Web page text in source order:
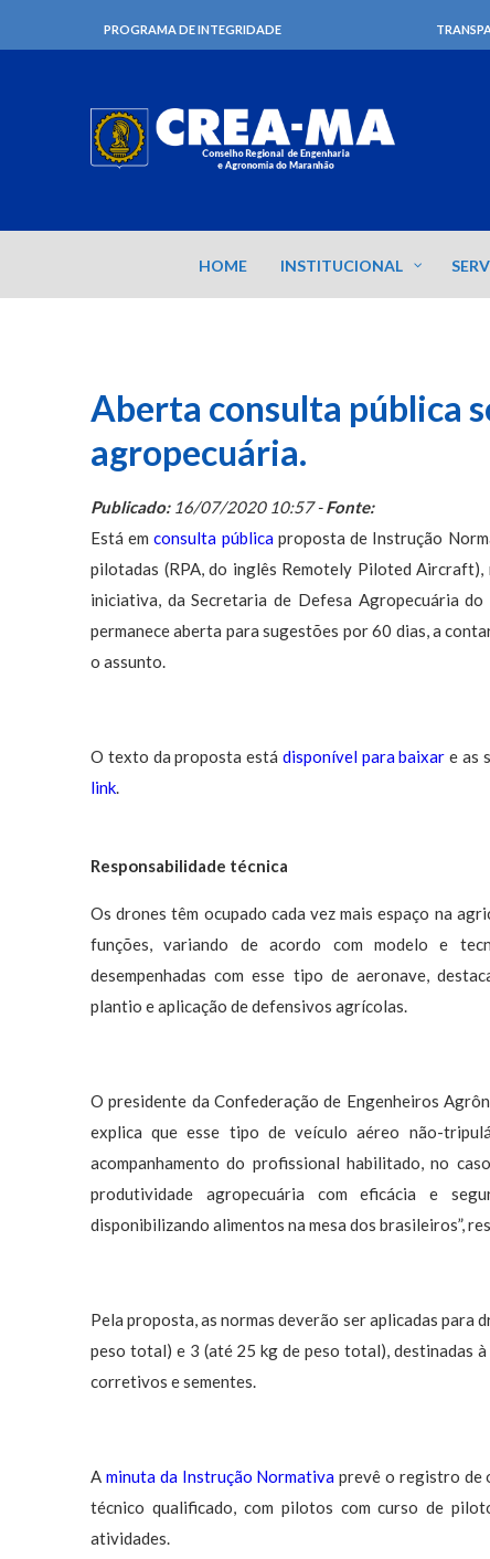
PROGRAMA DE INTEGRIDADE
HOME INSTITUCIONAL
Aberta consulta pública
agropecuária.
Publicado:16/07/2020 10:57 -Fonte:
Está emconsulta públicaproposta de Instrução
pilotadas (RPA, do inglês Remotely Piloted Aircraft),
iniciativa, da Secretaria de Defesa Agropecuária
permanece aberta para sugestões por 60 dias, a
o assunto.
O texto da proposta está disponível para baixar e as
link.
Responsabilidade técnica
Os drones têm ocupado cada vez mais espaço na
funções, variando de acordo com modelo e
desempenhadas com esse tipo de aeronave,
plantio e aplicação de defensivos agrícolas.
O presidente da Confederação de Engenheiros
explica que esse tipo de veículo aéreo não-
acompanhamento do profissional habilitado, no
produtividade agropecuária com eficácia e
disponibilizando alimentos na mesa dos brasileiros”,
Pela proposta, as normas deverão ser aplicadas para
peso total) e 3 (até 25 kg de peso total), destinadas
corretivos e sementes.
A minuta da Instrução Normativa prevê o registro de
técnico qualificado, com pilotos com curso de
atividades.